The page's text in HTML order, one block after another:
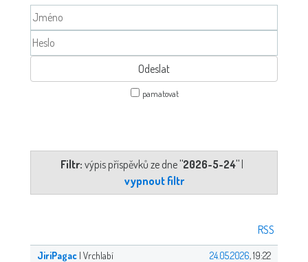
pamatovat
Filtr: výpis příspěvků ze dne"2026-5-24" |
vypnout filtr
RSS
JiriPagac | Vrchlabí 24.05.2026, 19:22